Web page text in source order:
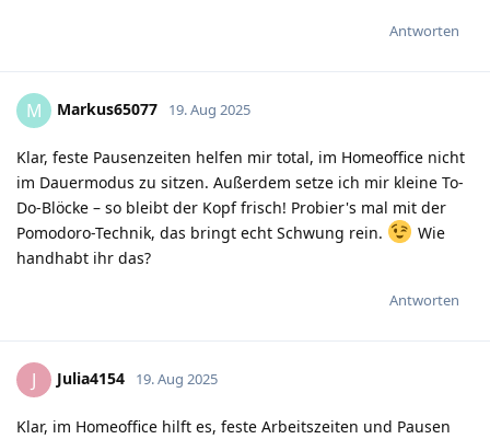
Antworten
M Markus65077 19. Aug 2025
Klar, feste Pausenzeiten helfen mir total, im Homeoffice nicht
im Dauermodus zu sitzen. Außerdem setze ich mir kleine To-
Do-Blöcke – so bleibt der Kopf frisch! Probier's mal mit der
Pomodoro-Technik, das bringt echt Schwung rein.
Wie
handhabt ihr das?
Antworten
J Julia4154 19. Aug 2025
Klar, im Homeoffice hilft es, feste Arbeitszeiten und Pausen